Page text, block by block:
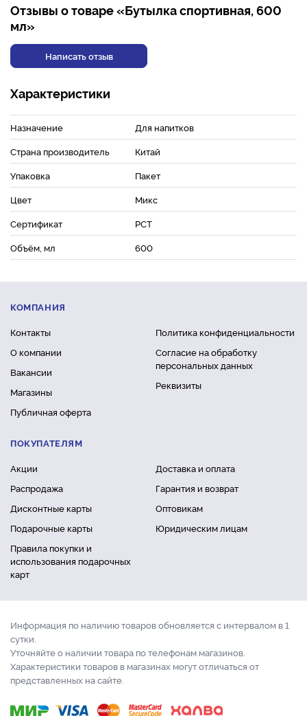
Отзывы о товаре «Бутылка спортивная, 600
мл»
Написать отзыв
Характеристики
Назначение
Для напитков
Страна производитель
Китай
Упаковка
Пакет
Цвет
Микс
Сертификат
РСТ
Объём, мл
600
КОМПАНИЯ
Контакты
О компании
Вакансии
Магазины
Публичная оферта
Политика конфиденциальности
Согласие на обработку
персональных данных
Реквизиты
ПОКУПАТЕЛЯМ
Акции
Распродажа
Дисконтные карты
Подарочные карты
Правила покупки и
использования подарочных
карт
Доставка и оплата
Гарантия и возврат
Оптовикам
Юридическим лицам
Информация по наличию товаров обновляется с интервалом в 1
сутки.
Уточняйте о наличии товара по телефонам магазинов.
Характеристики товаров в магазинах могут отличаться от
представленных на сайте.